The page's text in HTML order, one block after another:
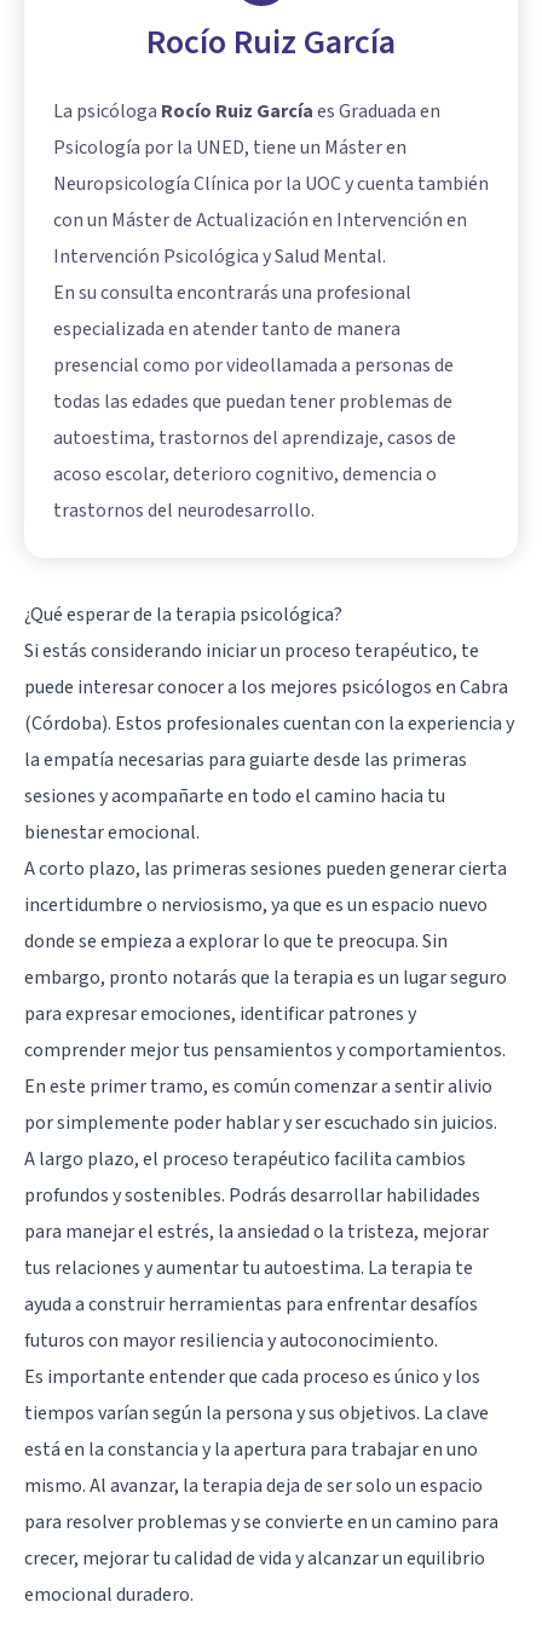
Rocío Ruiz García
La psicóloga Rocío Ruiz Garcíaes Graduada en
Psicología por la UNED, tiene un Máster en
Neuropsicología Clínica por la UOC y cuenta también
con un Máster de Actualización en Intervención en
Intervención Psicológica y Salud Mental.
En su consulta encontrarás una profesional
especializada en atender tanto de manera
presencial como por videollamada a personas de
todas las edades que puedan tener problemas de
autoestima, trastornos del aprendizaje, casos de
acoso escolar, deterioro cognitivo, demencia o
trastornos del neurodesarrollo.
¿Qué esperar de la terapia psicológica?
Si estás considerando iniciar un proceso terapéutico, te
puede interesar conocer a los mejores psicólogos en Cabra
(Córdoba). Estos profesionales cuentan con la experiencia y
la empatía necesarias para guiarte desde las primeras
sesiones y acompañarte en todo el camino hacia tu
bienestar emocional.
A corto plazo, las primeras sesiones pueden generar cierta
incertidumbre o nerviosismo, ya que es un espacio nuevo
donde se empieza a explorar lo que te preocupa. Sin
embargo, pronto notarás que la terapia es un lugar seguro
para expresar emociones, identificar patrones y
comprender mejor tus pensamientos y comportamientos.
En este primer tramo, es común comenzar a sentir alivio
por simplemente poder hablar y ser escuchado sin juicios.
A largo plazo, el proceso terapéutico facilita cambios
profundos y sostenibles. Podrás desarrollar habilidades
para manejar el estrés, la ansiedad o la tristeza, mejorar
tus relaciones y aumentar tu autoestima. La terapia te
ayuda a construir herramientas para enfrentar desafíos
futuros con mayor resiliencia y autoconocimiento.
Es importante entender que cada proceso es único y los
tiempos varían según la persona y sus objetivos. La clave
está en la constancia y la apertura para trabajar en uno
mismo. Al avanzar, la terapia deja de ser solo un espacio
para resolver problemas y se convierte en un camino para
crecer, mejorar tu calidad de vida y alcanzar un equilibrio
emocional duradero.